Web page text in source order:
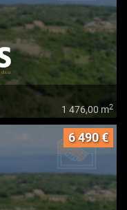
1 476,00 m2
6 490 €